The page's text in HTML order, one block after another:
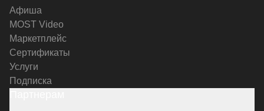
Афиша
MOST Video
Маркетплейс
Сертификаты
Услуги
Подписка